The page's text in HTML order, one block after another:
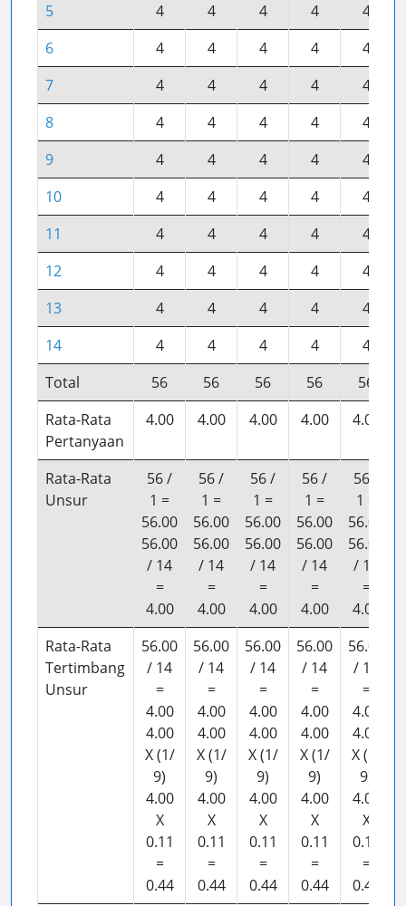
5
4 4 4 4
4
6
4 4 4 4
4
7
4 4 4 4
4
8
4 4 4 4
4
9
4 4 4 4
4
10
4 4 4 4
4
11
4 4 4 4
4
12
4 4 4 4
4
13
4 4 4 4
4
14
4 4 4 4
4
Total
56 56 56 56
56
Rata-Rata
Pertanyaan
4.00 4.00 4.00 4.00 4.00
Rata-Rata
Unsur
56 /
1 =
56.00
56.00
/ 14
=
4.00
56 /
1 =
56.00
56.00
/ 14
=
4.00
56 /
1 =
56.00
56.00
/ 14
=
4.00
56 /
1 =
56.00
56.00
/ 14
=
4.00
56 /
1 =
56.00
56.00
/ 14
=
4.00
Rata-Rata
Tertimbang
Unsur
56.00
/ 14
=
4.00
4.00
X (1/
9)
4.00
X
0.11
=
0.44
56.00
/ 14
=
4.00
4.00
X (1/
9)
4.00
X
0.11
=
0.44
56.00
/ 14
=
4.00
4.00
X (1/
9)
4.00
X
0.11
=
0.44
56.00
/ 14
=
4.00
4.00
X (1/
9)
4.00
X
0.11
=
0.44
56.00
/ 14
=
4.00
4.00
X (1/
9)
4.00
X
0.11
=
0.44